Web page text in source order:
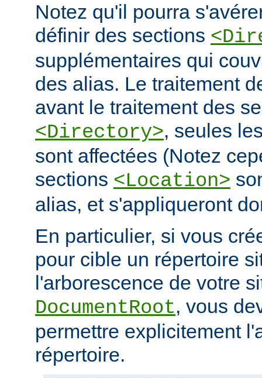
Notez qu'il pourra
définir des sections
supplémentaires qui
des alias. Le traitement
avant le traitement des
<Directory>, seules
sont affectées (Notez
sections <Location>
alias, et s'appliqueront
En particulier, si vous
pour cible un répertoire
l'arborescence de votre
DocumentRoot, vous
permettre explicitement
répertoire.